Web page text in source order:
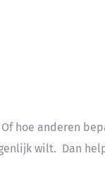
hoe anderen
wilt. Dan